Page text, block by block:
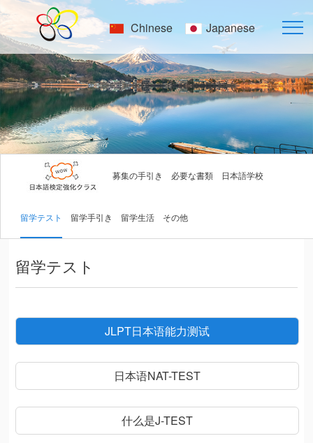
Chinese Japanese
募集の手引き 必要な書類 日本語学校
留学テスト 留学手引き 留学生活 その他
留学テスト
JLPT日本语能力测试
日本语NAT-TEST
什么是J-TEST